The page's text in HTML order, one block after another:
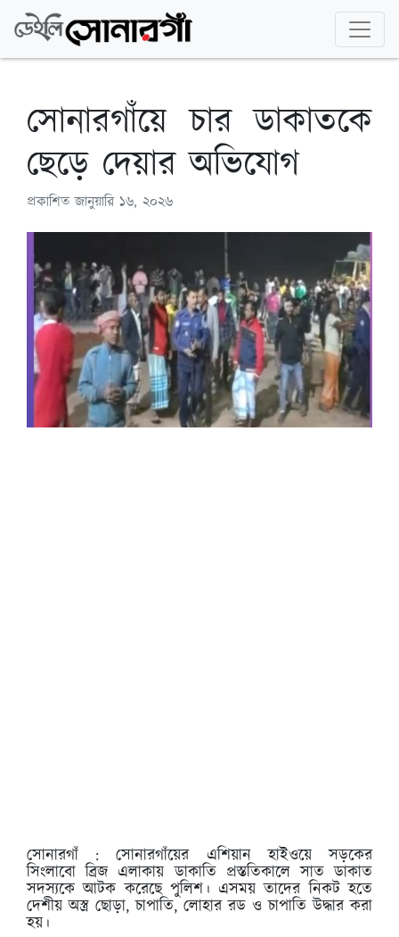
সোনারগাঁয়ে চার ডাকাতকে
ছেড়ে দেয়ার অভিযোগ
প্রকাশিতজানুয়ারি ১৬, ২০২৬
সোনারগাঁ :সোনারগাঁয়ের এশিয়ান হাইওয়ে সড়কের
সিংলাবো ব্রিজ এলাকায় ডাকাতি প্রস্ততিকালে সাত ডাকাত
সদস্যকে আটক করেছে পুলিশ। এসময় তাদের নিকট হতে
দেশীয় অস্ত্র ছোড়া, চাপাতি, লোহার রড ও চাপাতি উদ্ধার করা
হয়।